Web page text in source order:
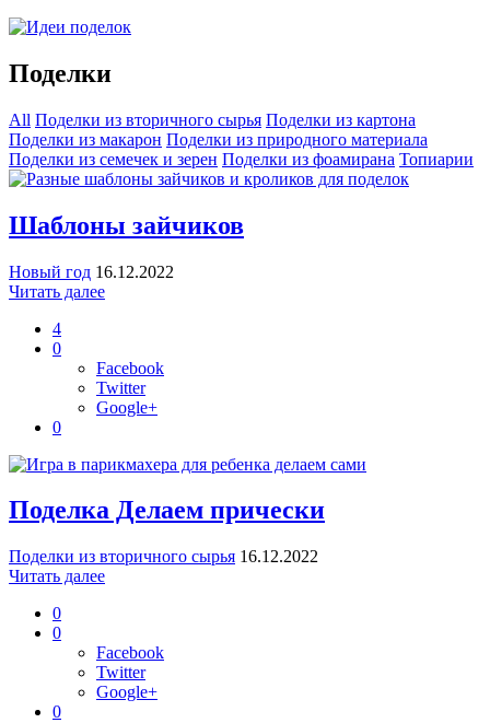
Поделки
All Поделки из вторичного сырья Поделки из картона
Поделки из макарон Поделки из природного материала
Поделки из семечек и зерен Поделки из фоамирана Топиарии
Шаблоны зайчиков
Новый год 16.12.2022
Читать далее
4
0
Facebook
Twitter
Google+
0
Поделка Делаем прически
Поделки из вторичного сырья 16.12.2022
Читать далее
0
0
Facebook
Twitter
Google+
0